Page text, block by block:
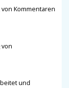
Kommentaren
und